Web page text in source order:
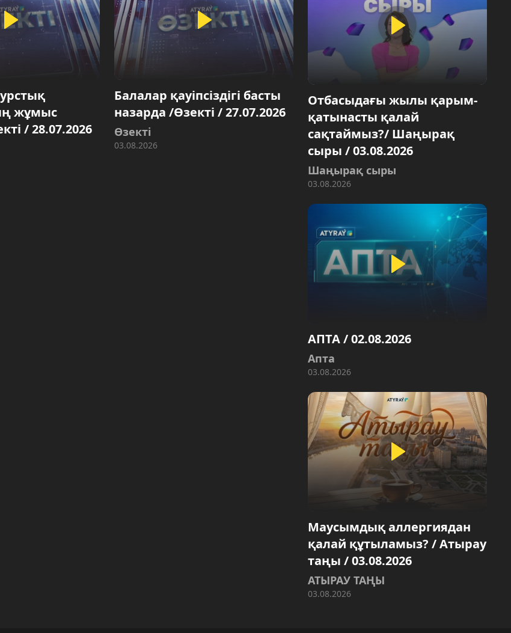
жұмыс
/ 28.07.2026
Балалар қауіпсіздігі басты
назарда /Өзекті / 27.07.2026
Өзекті
03.08.2026
Отбасыдағы жылы қарым-
қатынасты қалай
сақтаймыз?/ Шаңырақ
сыры / 03.08.2026
Шаңырақ сыры
03.08.2026
АПТА / 02.08.2026
Апта
03.08.2026
Маусымдық аллергиядан
қалай құтыламыз? / Атырау
таңы / 03.08.2026
АТЫРАУ ТАҢЫ
03.08.2026